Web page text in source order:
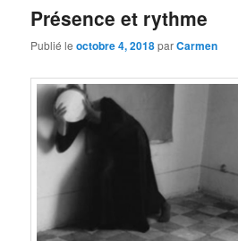
Présence et rythme
Publié leoctobre 4, 2018parCarmen